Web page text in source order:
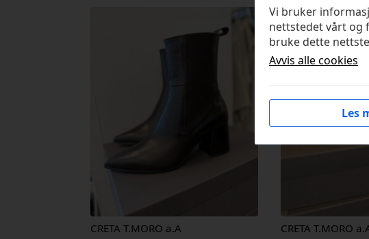
CRETA T.MORO a.A CRETA T.MORO
Vi bruker
nettstedet vårt og
bruke dette
Avvis alle cookies
Les